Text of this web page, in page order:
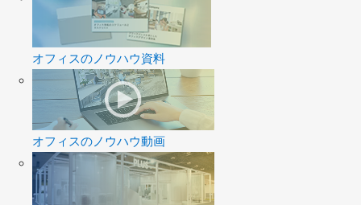
オフィスのノウハウ資料
オフィスのノウハウ動画